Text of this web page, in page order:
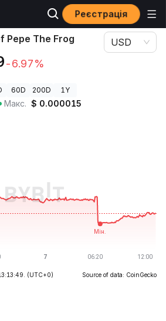
Реєстрація
The wife of Pepe The Frog PEEPA
Pepe The Frog
-6.97%
USD
60D 200D 1Y
Макс. $ 0.000015
(UTC+0) Source of data: CoinGecko